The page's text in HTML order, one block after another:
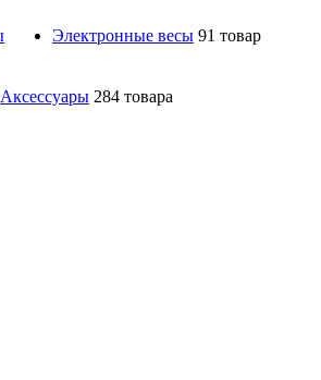
Электронные весы 91 товар
Аксессуары 284 товара